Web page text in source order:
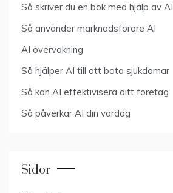
Så skriver du en bok med hjälp av AI
Så använder marknadsförare AI
AI övervakning
Så hjälper AI till att bota sjukdomar
Så kan AI effektivisera ditt företag
Så påverkar AI din vardag
Sidor